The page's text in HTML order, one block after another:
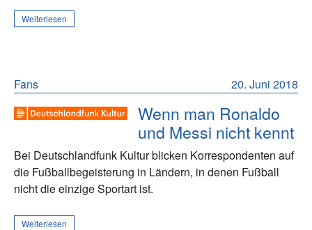
Weiterlesen
20. Juni 2018
Fans
Wenn man Ronaldo
und Messi nicht kennt
Bei Deutschlandfunk Kultur blicken Korrespondenten auf
die Fußballbegeisterung in Ländern, in denen Fußball
nicht die einzige Sportart ist.
Weiterlesen